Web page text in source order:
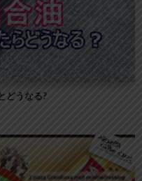
どうなる?